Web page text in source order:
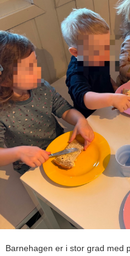
Barnehagen er i stor grad med